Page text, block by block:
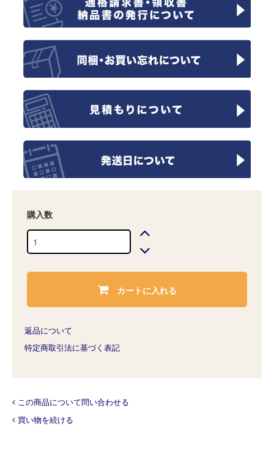
購入数
カートに入れる
返品について
特定商取引法に基づく表記
この商品について問い合わせる
買い物を続ける